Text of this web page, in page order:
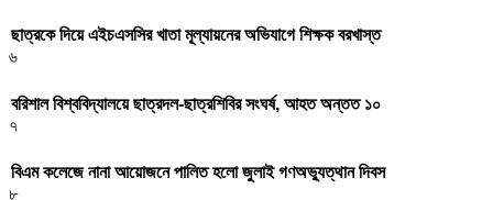
ছাত্রকে দিয়ে এইচএসসির খাতা মূল্যায়নের অভিযাগে শিক্ষক বরখাস্ত
৬
বরিশাল বিশ্ববিদ্যালয়ে ছাত্রদল-ছাত্রশিবির সংঘর্ষ, আহত অন্তত ১০
৭
বিএম কলেজে নানা আয়োজনে পালিত হলো জুলাই গণঅভ্যুত্থান দিবস
৮